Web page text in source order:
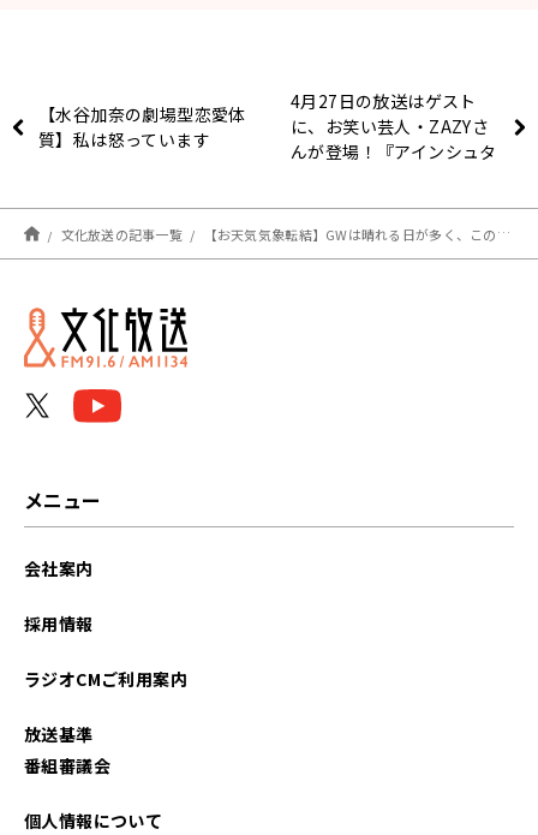
【水谷加奈の劇場型恋愛体
質】私は怒っています
4月27日の放送はゲスト
に、お笑い芸人・ZAZYさ
んが登場！『アインシュタ
Heat&Heart!』
文化放送の記事一覧 【お天気気象転結】GWは晴れる日が多く、この夏も暑い！気温と物価、どこまで上がる？
メニュー
会社案内
採用情報
ラジオCMご利用案内
放送基準
番組審議会
個人情報について